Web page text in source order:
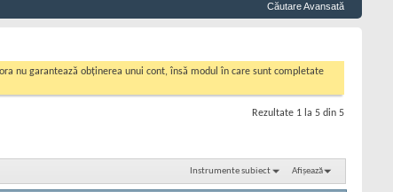
Căutare Avansată
nu garantează obținerea unui cont, însă modul în care sunt completate
Rezultate 1 la 5 din 5
Instrumente subiect Afișează